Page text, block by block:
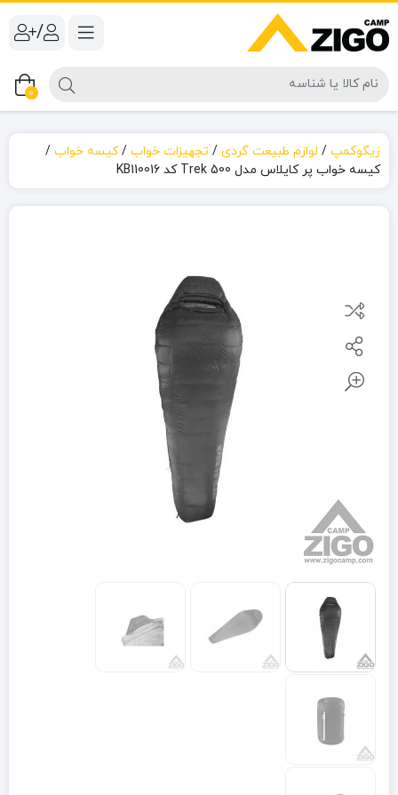
/
0
زیگوکمپ / لوازم طبیعت گردی / تجهیزات خواب /کیسه خواب /
کیسه خواب پر کایلاس مدل 500 Trek کد KB110016